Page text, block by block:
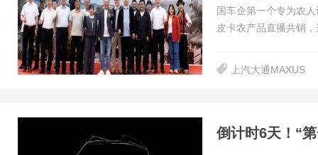
国车企第一个专为农
皮卡农产品直播共销
上汽大通MAXUS